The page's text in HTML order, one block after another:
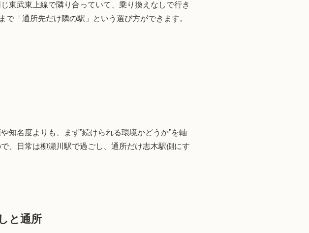
東武東上線で隣り合っていて、乗り換えなしで行き
「通所先だけ隣の駅」という選び方ができます。
知名度よりも、まず”続けられる環境かどうか”を軸
、日常は柳瀬川駅で過ごし、通所だけ志木駅側にす
と通所